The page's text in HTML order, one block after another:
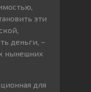
эти
деньги, –
нынешних
для